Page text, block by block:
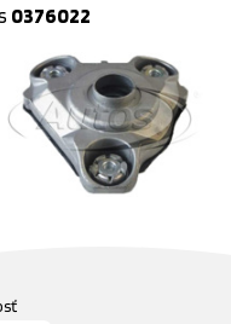
0376022